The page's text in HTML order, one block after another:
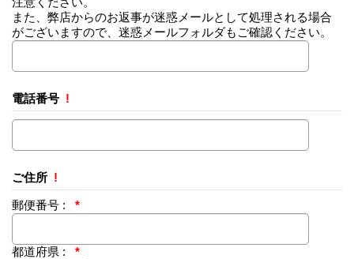
また、弊店からのお返事が迷惑メールとして処理される場合
がございますので、迷惑メールフォルダもご確認ください。
電話番号 !
ご住所 !
郵便番号 : *
都道府県 : *